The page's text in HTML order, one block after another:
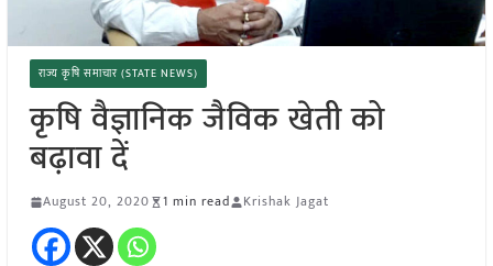
राज्य कृषि समाचार (STATE NEWS)
कृषि वैज्ञानिक जैविक खेती को
बढ़ावा दें
August 20, 2020 1 min read Krishak Jagat